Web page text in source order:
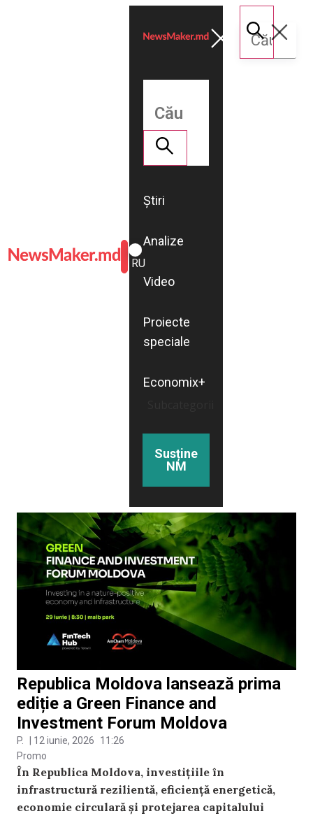
ROMÂNĂ
RU
Știri
Analize
Video
Proiecte
speciale
Economix+
Susține
NM
Republica Moldova lansează prima
ediție a Green Finance and
Investment Forum Moldova
P. 12 iunie, 2026
11:26
Promo
În Republica Moldova, investițiile în
infrastructură rezilientă, eficiență energetică,
economie circulară și protejarea capitalului